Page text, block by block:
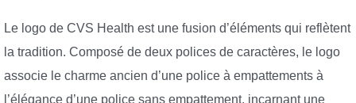
Le logo de CVS Health est une fusion d’éléments qui reflètent
la tradition. Composé de deux polices de caractères, le logo
associe le charme ancien d’une police à empattements à
l’élégance d’une police sans empattement, incarnant une